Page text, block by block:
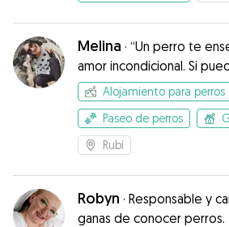
Melina · “Un perro te
amor incondicional. Si
eso en tu vida, las cosas no
tan malas.”
Alojamiento para perros
Paseo de perros
Rubí
Robyn · Responsable y
ganas de conocer perros.